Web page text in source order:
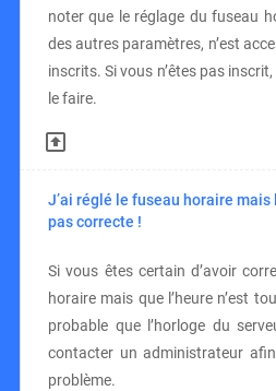
noter que le réglage du fuseau
des autres paramètres, n’est
inscrits. Si vous n’êtes pas inscrit,
le faire.
J’ai réglé le fuseau horaire mais
pas correcte !
Si vous êtes certain d’avoir
horaire mais que l’heure n’est
probable que l’horloge du
contacter un administrateur
problème.